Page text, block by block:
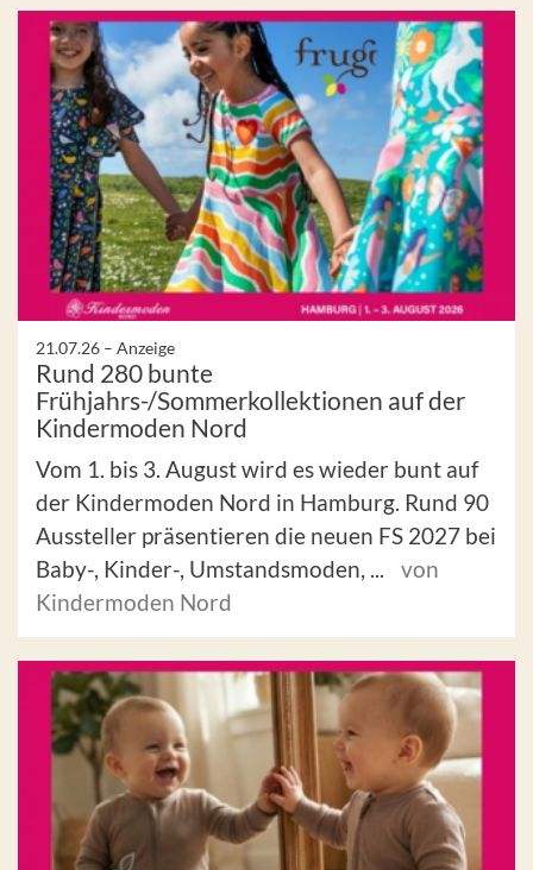
21.07.26 – Anzeige
Rund 280 bunte
Frühjahrs-/Sommerkollektionen auf der
Kindermoden Nord
Vom 1. bis 3. August wird es wieder bunt auf
der Kindermoden Nord in Hamburg. Rund 90
Aussteller präsentieren die neuen FS 2027 bei
Baby-, Kinder-, Umstandsmoden, ...
von
Kindermoden Nord